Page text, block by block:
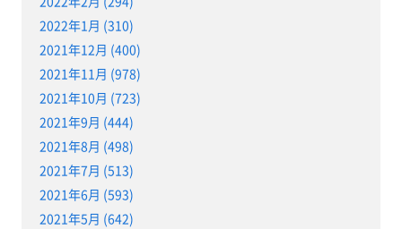
2022年1月 (310)
2021年12月 (400)
2021年11月 (978)
2021年10月 (723)
2021年9月 (444)
2021年8月 (498)
2021年7月 (513)
2021年6月 (593)
2021年5月 (642)